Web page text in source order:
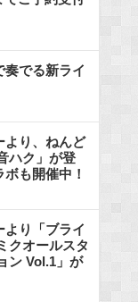
奏でる新ライ
より、ねんど
ハク」が登
も開催中！
より「ブライ
クオールスタ
ン Vol.1」が